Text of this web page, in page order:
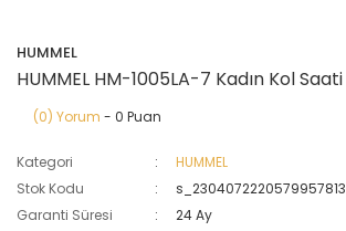
HUMMEL
HUMMEL HM-1005LA-7 Kadın Kol Saati
(0) Yorum - 0 Puan
Kategori
HUMMEL
Stok Kodu
s_2304072220579957813
Garanti Süresi
24 Ay